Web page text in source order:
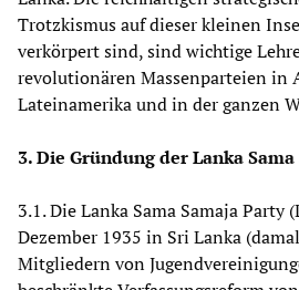
Trotzkismus auf dieser kleinen
verkörpert sind, sind wichtige
revolutionären Massenparteien in
Lateinamerika und in der ganzen
3. Die Gründung der Lanka
3.1. Die Lanka Sama Samaja Party
Dezember 1935 in Sri Lanka
Mitgliedern von